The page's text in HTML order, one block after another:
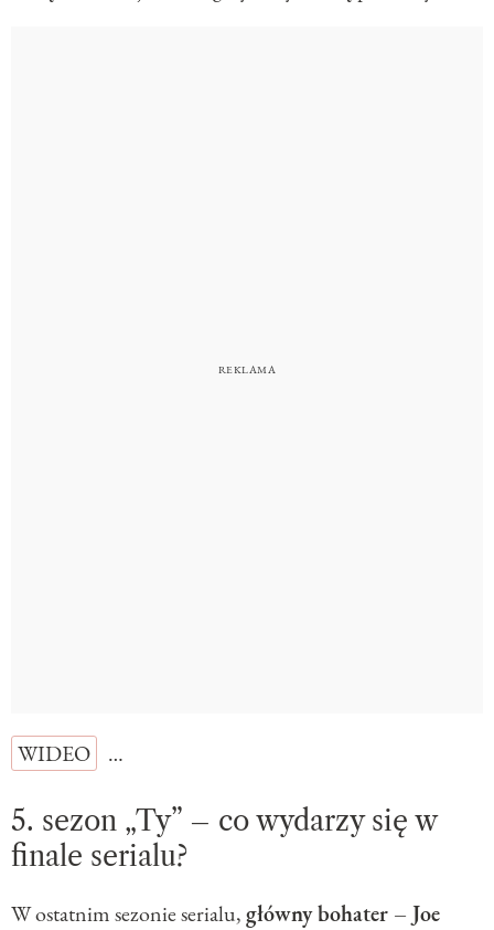
WIDEO …
5. sezon „Ty” – co wydarzy się w
finale serialu?
W ostatnim sezonie serialu,główny bohater – Joe